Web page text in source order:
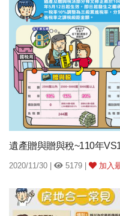
遺產贈與贈與稅~110年
2020/11/30 | 5179 | 加入